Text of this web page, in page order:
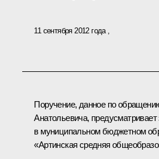
11 сентября 2012 года
Поручение, данное по
Анатольевича,
в муниципальном бюджетном
«Артинская средняя